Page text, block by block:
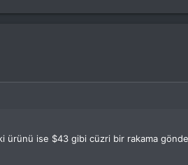
ürünü ise $43 gibi cüzri bir rakama